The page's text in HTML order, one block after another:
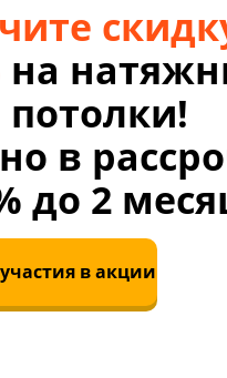
на
потолки!
в
до 2
в акции